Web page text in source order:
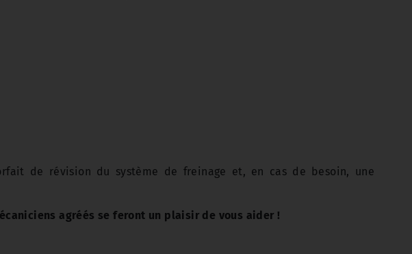
de révision du système de freinage et, en cas de besoin, une
agréés se feront un plaisir de vous aider !